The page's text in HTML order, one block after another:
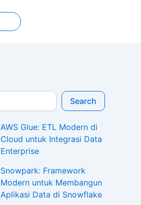
Search
AWS Glue: ETL Modern di
Cloud untuk Integrasi Data
Enterprise
Snowpark: Framework
Modern untuk Membangun
Aplikasi Data di Snowflake